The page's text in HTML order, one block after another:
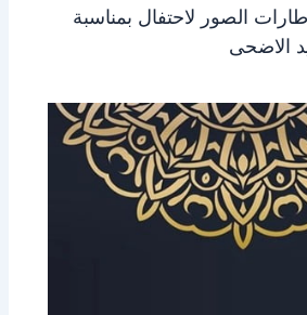
الصور لاحتفال بمناسبة
الاضحى